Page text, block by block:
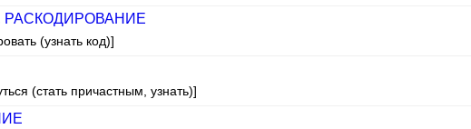
РАСКОДИРОВАНИЕ
(узнать код)]
(стать причастным, узнать)]